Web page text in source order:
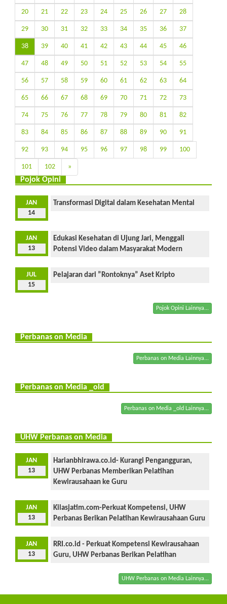
20 21 22 23 24 25 26 27 28
29 30 31 32 33 34 35 36 37
38 39 40 41 42 43 44 45 46
47 48 49 50 51 52 53 54 55
56 57 58 59 60 61 62 63 64
65 66 67 68 69 70 71 72 73
74 75 76 77 78 79 80 81 82
83 84 85 86 87 88 89 90 91
92 93 94 95 96 97 98 99 100
101 102 »
Pojok Opini
JAN
14
Transformasi Digital dalam Kesehatan Mental
JAN
13
Edukasi Kesehatan di Ujung Jari, Menggali
Potensi Video dalam Masyarakat Modern
JUL
15
Pelajaran dari ”Rontoknya” Aset Kripto
Pojok Opini Lainnya...
Perbanas on Media
Perbanas on Media Lainnya...
Perbanas on Media _old
Perbanas on Media _old Lainnya...
UHW Perbanas on Media
JAN
13
Harianbhirawa.co.id- Kurangi Pengangguran,
UHW Perbanas Memberikan Pelatihan
Kewirausahaan ke Guru
JAN
13
Kilasjatim.com-Perkuat Kompetensi, UHW
Perbanas Berikan Pelatihan Kewirausahaan Guru
JAN
13
RRI.co.id - Perkuat Kompetensi Kewirausahaan
Guru, UHW Perbanas Berikan Pelatihan
UHW Perbanas on Media Lainnya...